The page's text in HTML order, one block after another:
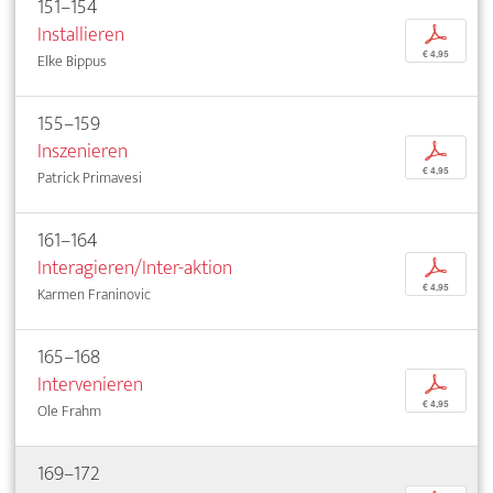
151–154
Installieren
Elke Bippus
p
€ 4,95
155–159
Inszenieren
Patrick Primavesi
p
€ 4,95
161–164
Interagieren/Inter-aktion
Karmen Franinovic
p
€ 4,95
165–168
Intervenieren
Ole Frahm
p
€ 4,95
169–172